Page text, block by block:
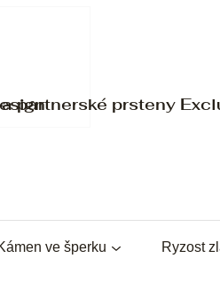
partnerské prsteny
ve šperku Ryzost